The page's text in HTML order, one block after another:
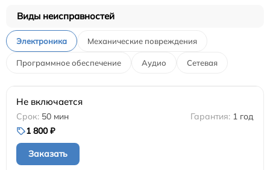
Виды неисправностей
Электроника Механические повреждения
Программное обеспечение Аудио Сетевая
Не включается
50 мин
1 год
1 800 ₽
Заказать